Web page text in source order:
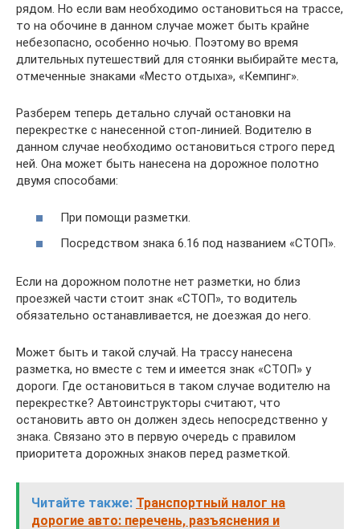
рядом. Но если вам необходимо остановиться на трассе,
то на обочине в данном случае может быть крайне
небезопасно, особенно ночью. Поэтому во время
длительных путешествий для стоянки выбирайте места,
отмеченные знаками «Место отдыха», «Кемпинг».
Разберем теперь детально случай остановки на
перекрестке с нанесенной стоп-линией. Водителю в
данном случае необходимо остановиться строго перед
ней. Она может быть нанесена на дорожное полотно
двумя способами:
При помощи разметки.
Посредством знака 6.16 под названием «СТОП».
Если на дорожном полотне нет разметки, но близ
проезжей части стоит знак «СТОП», то водитель
обязательно останавливается, не доезжая до него.
Может быть и такой случай. На трассу нанесена
разметка, но вместе с тем и имеется знак «СТОП» у
дороги. Где остановиться в таком случае водителю на
перекрестке? Автоинструкторы считают, что
остановить авто он должен здесь непосредственно у
знака. Связано это в первую очередь с правилом
приоритета дорожных знаков перед разметкой.
Читайте также: Транспортный налог на
дорогие авто: перечень, разъяснения и